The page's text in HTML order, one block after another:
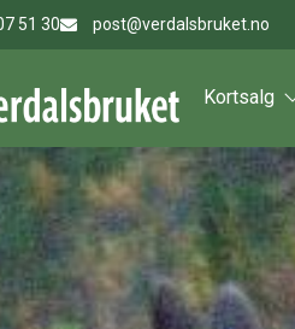
51 30 post@verdalsbruket.no
Kortsalg